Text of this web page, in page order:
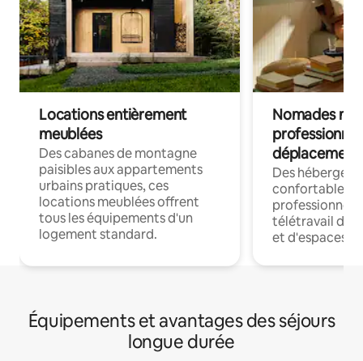
Locations entièrement
meublées
Des cabanes de montagne
paisibles aux appartements
urbains pratiques, ces
locations meublées offrent
tous les équipements d'un
logement standard.
Nomades
déplacement
Des
confortables
professionnels
télétravail
et d'espaces
Équipements et avantages des séjours
longue durée